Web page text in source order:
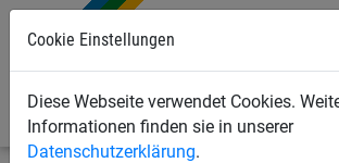
Cookie Einstellungen
Diese Webseite verwendet Cookies.
Informationen finden sie in unserer
Datenschutzerklärung.